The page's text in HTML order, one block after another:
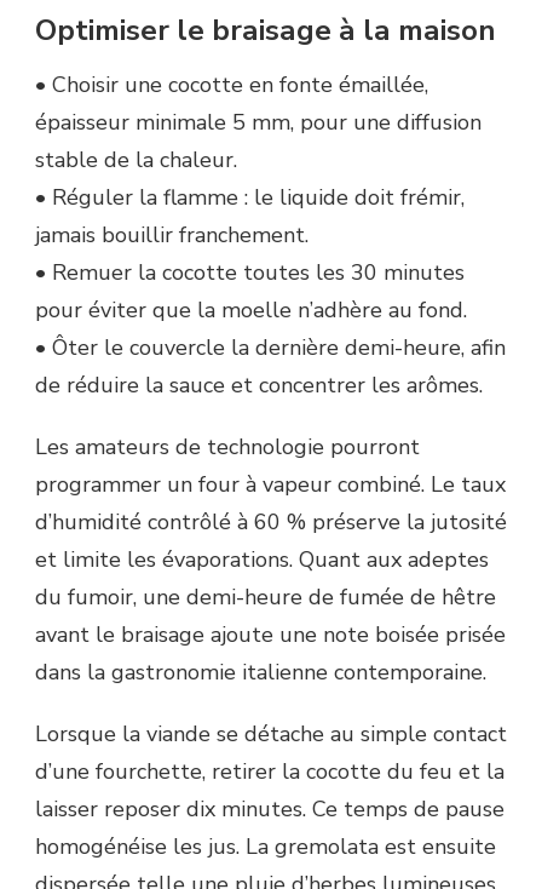
Optimiser le braisage à la maison
• Choisir une cocotte en fonte émaillée,
épaisseur minimale 5 mm, pour une diffusion
stable de la chaleur.
• Réguler la flamme : le liquide doit frémir,
jamais bouillir franchement.
• Remuer la cocotte toutes les 30 minutes
pour éviter que la moelle n’adhère au fond.
• Ôter le couvercle la dernière demi-heure, afin
de réduire la sauce et concentrer les arômes.
Les amateurs de technologie pourront
programmer un four à vapeur combiné. Le taux
d’humidité contrôlé à 60 % préserve la jutosité
et limite les évaporations. Quant aux adeptes
du fumoir, une demi-heure de fumée de hêtre
avant le braisage ajoute une note boisée prisée
dans la gastronomie italienne contemporaine.
Lorsque la viande se détache au simple contact
d’une fourchette, retirer la cocotte du feu et la
laisser reposer dix minutes. Ce temps de pause
homogénéise les jus. La gremolata est ensuite